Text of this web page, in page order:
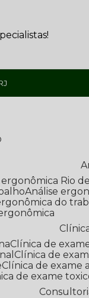
ergonômica Rio
Análise
ergonômica do
ergonômica
Clínica de
Clínica de
Clínica de exame
de exame